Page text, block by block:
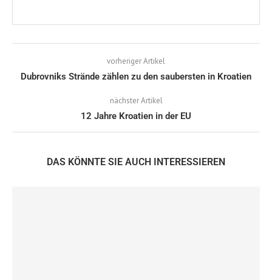
vorheriger Artikel
Dubrovniks Strände zählen zu den saubersten in Kroatien
nächster Artikel
12 Jahre Kroatien in der EU
DAS KÖNNTE SIE AUCH INTERESSIEREN